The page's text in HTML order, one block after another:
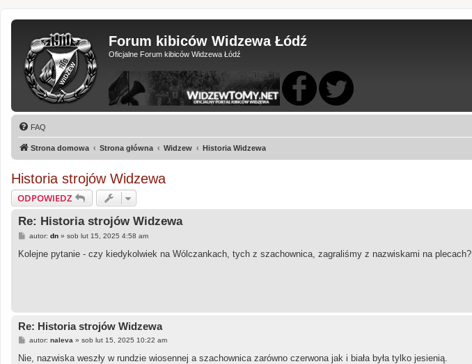
Forum kibiców Widzewa Łódź
Oficjalne Forum kibiców Widzewa Łódź
FAQ
Strona domowa Strona główna Widzew Historia Widzewa
Historia strojów Widzewa
ODPOWIEDZ
Re: Historia strojów Widzewa
P
s
autor: dn» sob lut 15, 2025 4:58 am
Kolejne pytanie - czy kiedykolwiek na Wólczankach, tych z szachownica, zagraliśmy z nazwiskami na plecach?
Re: Historia strojów Widzewa
P
s
autor: naleva » sob lut 15, 2025 10:22 am
Nie, nazwiska weszły w rundzie wiosennej a szachownica zarówno czerwona jak i biała była tylko jesienią.